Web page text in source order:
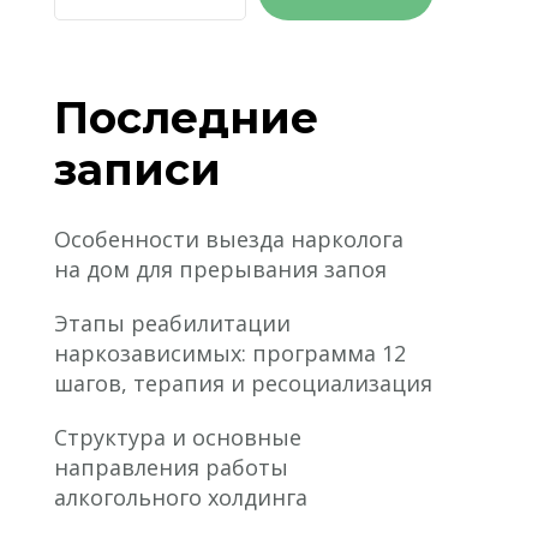
Последние
записи
Особенности выезда нарколога
на дом для прерывания запоя
Этапы реабилитации
наркозависимых: программа 12
шагов, терапия и ресоциализация
Структура и основные
направления работы
алкогольного холдинга